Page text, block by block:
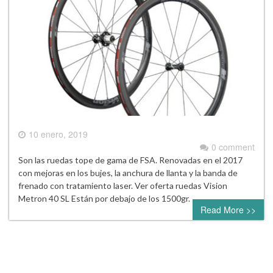
10 enero, 2019
0 comment
Son las ruedas tope de gama de FSA. Renovadas en el 2017
con mejoras en los bujes, la anchura de llanta y la banda de
frenado con tratamiento laser. Ver oferta ruedas Vision
Metron 40 SL Están por debajo de los 1500gr.
Read More >>